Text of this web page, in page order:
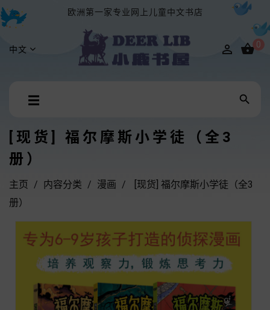
欧洲第一家专业网上儿童中文书店
中文  0
Toggle
☰ 
[现货] 福尔摩斯小学徒（全3
册）
主页 内容分类 漫画
[现货] 福尔摩斯小学徒（全3
册）